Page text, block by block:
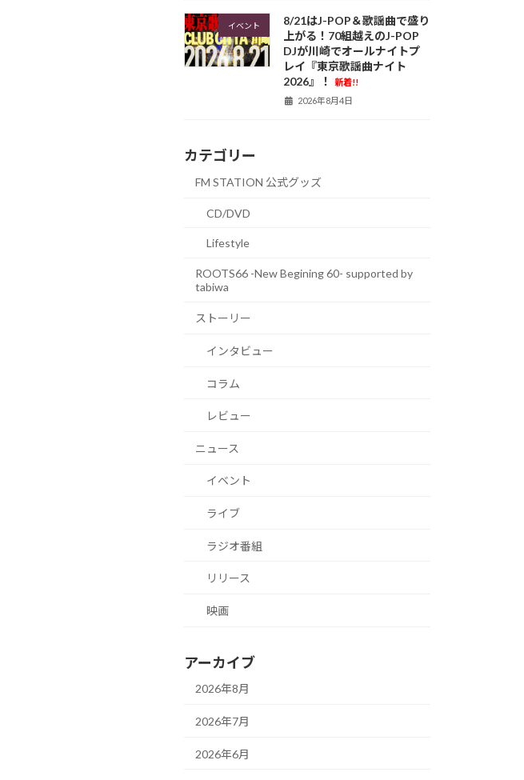
イベント
8/21はJ-POP＆歌謡曲で盛り
上がる！70組越えのJ-POP
DJが川崎でオールナイトプ
レイ『東京歌謡曲ナイト
2026』！
新着!!
2026年8月4日
カテゴリー
FM STATION 公式グッズ
CD/DVD
Lifestyle
ROOTS66 -New Begining 60- supported by
tabiwa
ストーリー
インタビュー
コラム
レビュー
ニュース
イベント
ライブ
ラジオ番組
リリース
映画
アーカイブ
2026年8月
2026年7月
2026年6月